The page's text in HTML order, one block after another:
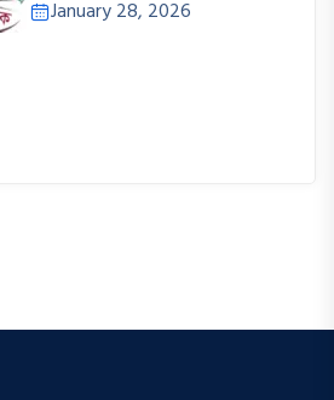
January 28, 2026